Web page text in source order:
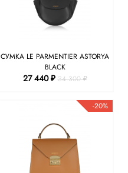
СУМКА LE PARMENTIER ASTORYA
BLACK
27 440 ₽34 300 ₽
-20%